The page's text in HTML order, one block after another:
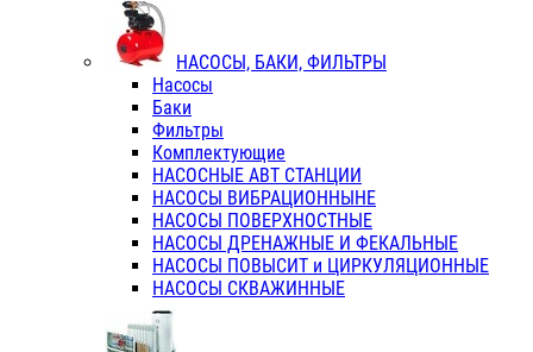
НАСОСЫ, БАКИ, ФИЛЬТРЫ
Насосы
Баки
Фильтры
Комплектующие
НАСОСНЫЕ АВТ СТАНЦИИ
НАСОСЫ ВИБРАЦИОННЫНЕ
НАСОСЫ ПОВЕРХНОСТНЫЕ
НАСОСЫ ДРЕНАЖНЫЕ И ФЕКАЛЬНЫЕ
НАСОСЫ ПОВЫСИТ и ЦИРКУЛЯЦИОННЫЕ
НАСОСЫ СКВАЖИННЫЕ